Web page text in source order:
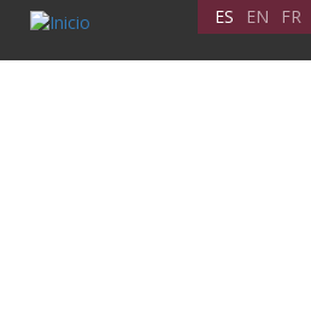
Pasar
contenido
ES EN FR